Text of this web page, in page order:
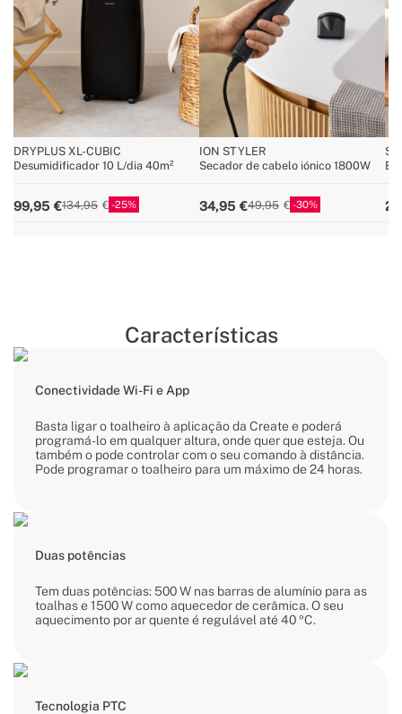
DRYPLUS XL-CUBIC
Desumidificador 10 L/dia 40m²
99,95 134,95 25
ION STYLER
Secador de cabelo iónico 1800W
34,95 49,95 30
Características
Conectividade Wi-Fi e App
Basta ligar o toalheiro à aplicação da Create e poderá
programá-lo em qualquer altura, onde quer que esteja. Ou
também o pode controlar com o seu comando à distância.
Pode programar o toalheiro para um máximo de 24 horas.
Duas potências
Tem duas potências: 500 W nas barras de alumínio para as
toalhas e 1500 W como aquecedor de cerâmica. O seu
aquecimento por ar quente é regulável até 40 ºC.
Tecnologia PTC